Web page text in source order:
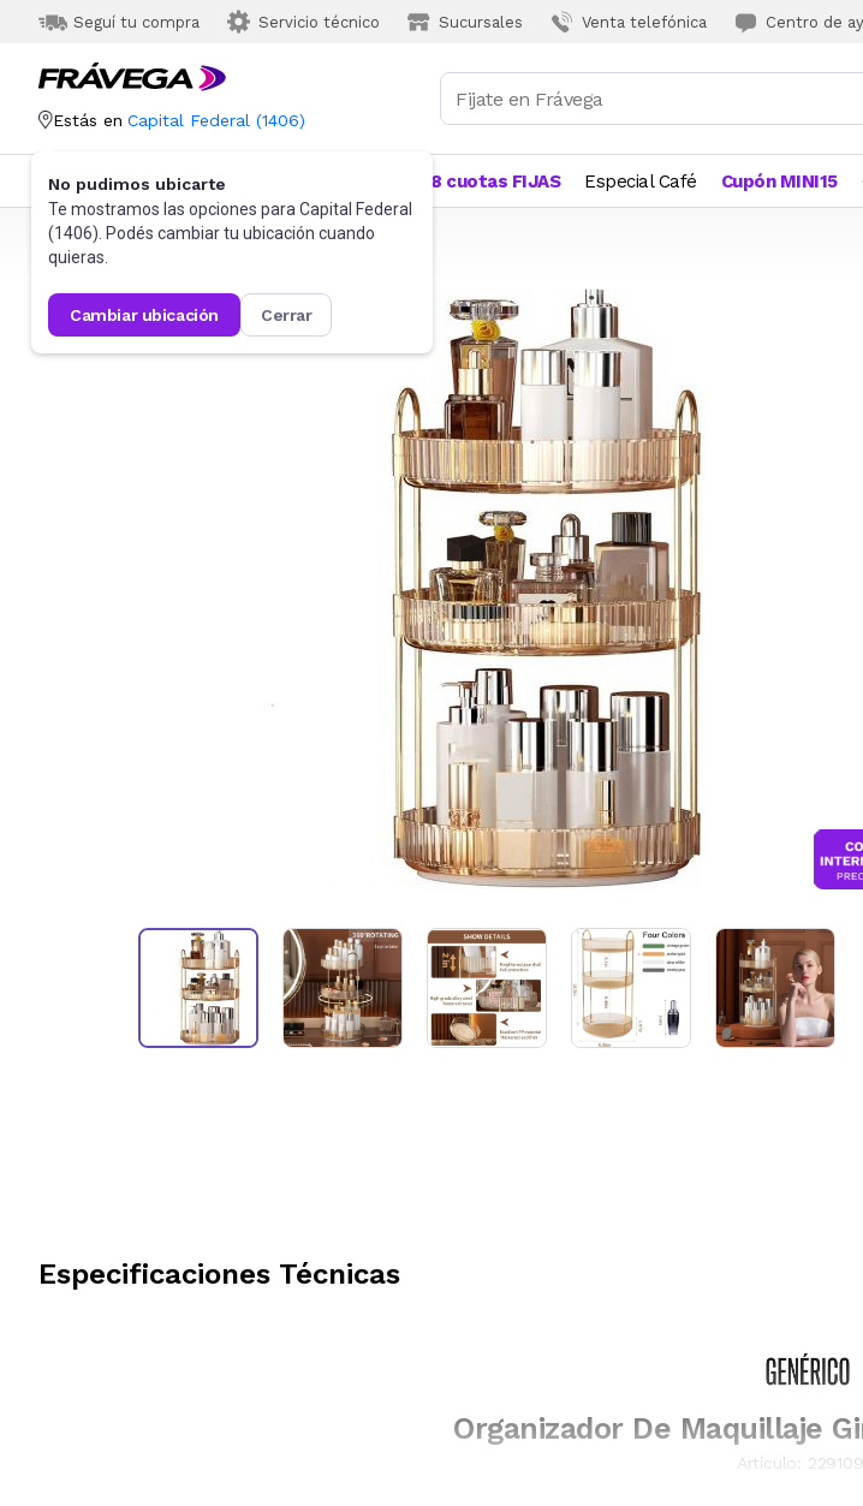
Seguí tu compra Servicio técnico Sucursales Venta telefónica Centro de
Estás en Capital Federal (1406)
No pudimos ubicarte
Te mostramos las opciones para Capital Federal
(1406). Podés cambiar tu ubicación cuando
quieras.
cambiar ubicación cerrar
Categorías Más Vendidos 18 cuotas FIJAS Especial Café Cupón MINI15
Frávega Belleza y Cuidado Corporal
Especificaciones Técnicas
Organizador De Maquillaje
Artículo: